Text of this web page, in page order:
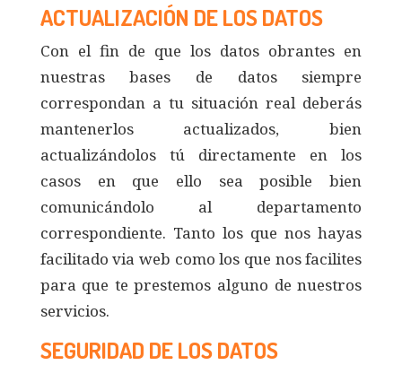
ACTUALIZACIÓN DE LOS DATOS
Con el fin de que los datos obrantes en
nuestras bases de datos siempre
correspondan a tu situación real deberás
mantenerlos actualizados, bien
actualizándolos tú directamente en los
casos en que ello sea posible bien
comunicándolo al departamento
correspondiente. Tanto los que nos hayas
facilitado via web como los que nos facilites
para que te prestemos alguno de nuestros
servicios.
SEGURIDAD DE LOS DATOS